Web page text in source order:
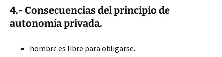
4.- Consecuencias del principio de
autonomía privada.
hombre es libre para obligarse.